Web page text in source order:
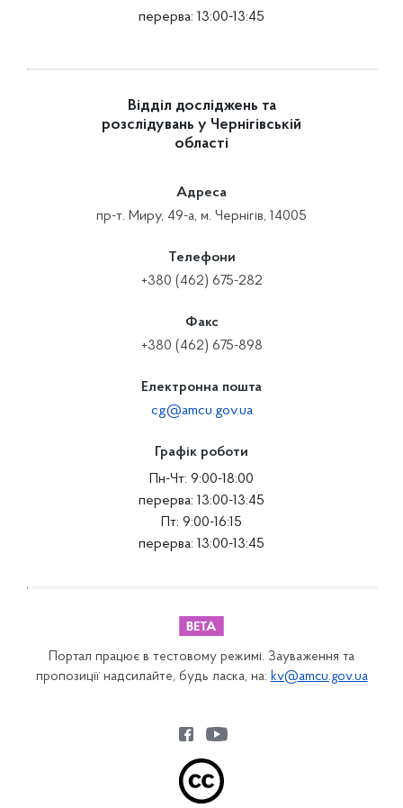
перерва: 13:00-13:45
Відділ досліджень та
розслідувань у Чернігівській
області
Адреса
пр-т. Миру, 49-а, м. Чернігів, 14005
Телефони
+380 (462) 675-282
Факс
+380 (462) 675-898
Електронна пошта
cg@amcu.gov.ua
Графік роботи
Пн-Чт: 9:00-18:00
перерва: 13:00-13:45
Пт: 9:00-16:15
перерва: 13:00-13:45
Портал працює в тестовому режимі. Зауваження та
пропозиції надсилайте, будь ласка, на: kv@amcu.gov.ua